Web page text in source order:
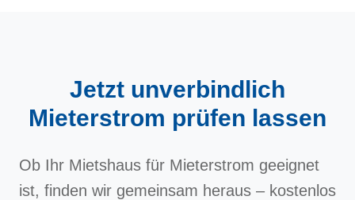
Jetzt unverbindlich
Mieterstrom prüfen lassen
Ob Ihr Mietshaus für Mieterstrom geeignet
ist, finden wir gemeinsam heraus – kostenlos